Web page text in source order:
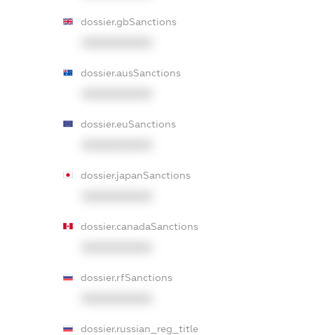
dossier.gbSanctions
dossier.ausSanctions
dossier.euSanctions
dossier.japanSanctions
dossier.canadaSanctions
dossier.rfSanctions
dossier.russian_reg_title